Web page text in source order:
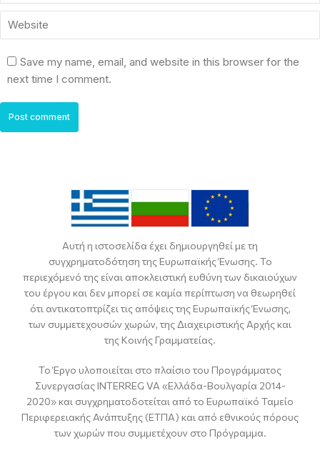
Website
Save my name, email, and website in this browser for the
next time I comment.
Post comment
Αυτή η ιστοσελίδα έχει δημιουργηθεί με τη
συγχρηματοδότηση της Ευρωπαϊκής Ένωσης. Το
περιεχόμενό της είναι αποκλειστική ευθύνη των δικαιούχων
του έργου και δεν μπορεί σε καμία περίπτωση να θεωρηθεί
ότι αντικατοπτρίζει τις απόψεις της Ευρωπαϊκής Ένωσης,
των συμμετεχουσών χωρών, της Διαχειριστικής Αρχής και
της Κοινής Γραμματείας.
Το Έργο υλοποιείται στο πλαίσιο του Προγράμματος
Συνεργασίας INTERREG VA «Ελλάδα-Βουλγαρία 2014-
2020» και συγχρηματοδοτείται από το Ευρωπαϊκό Ταμείο
Περιφερειακής Ανάπτυξης (ΕΤΠΑ) και από εθνικούς πόρους
των χωρών που συμμετέχουν στο Πρόγραμμα.